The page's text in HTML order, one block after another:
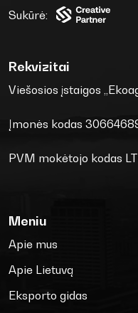
Sukūrė:
Rekvizitai
Viešosios įstaigos
Įmonės kodas
PVM mokėtojo kodas
Meniu
Apie mus
Apie Lietuvą
Eksporto gidas